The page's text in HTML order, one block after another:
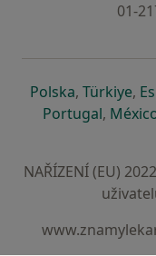
01-
Polskase otevře v
, Türkiyese
,
Portugalse
,
NAŘÍZENÍ (EU)